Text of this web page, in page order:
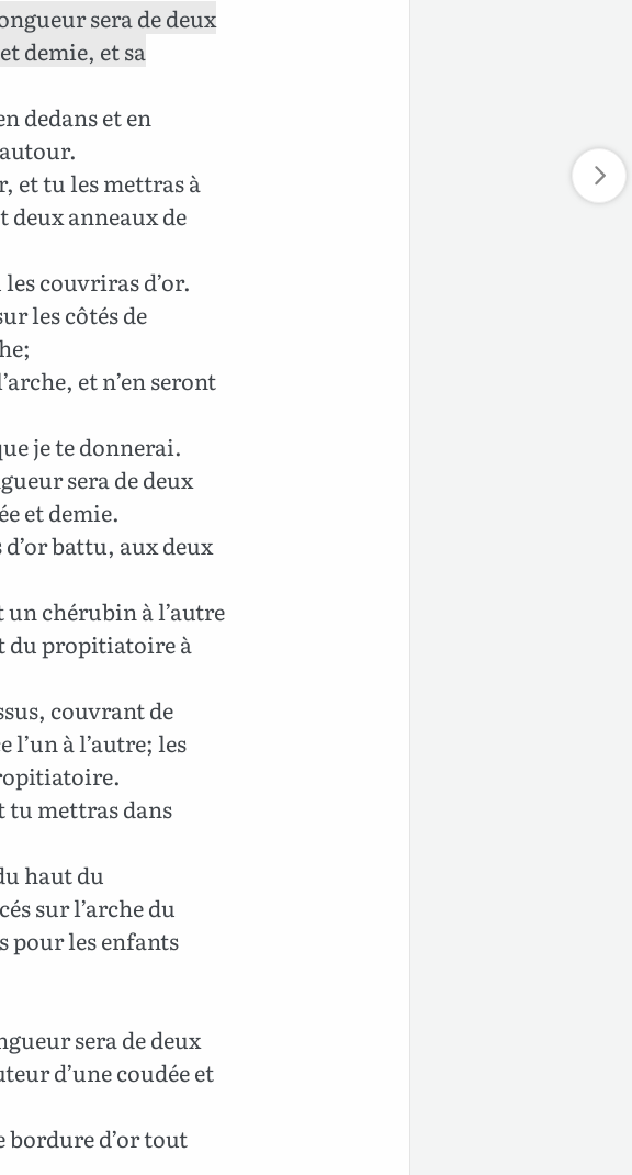
sera de deux
demie, et sa
dedans et en
et tu les mettras à
deux anneaux de
couvriras d’or.
les côtés de
et n’en seront
je te donnerai.
sera de deux
et demie.
battu, aux deux
un chérubin à l’autre
du propitiatoire à
couvrant de
à l’autre; les
tu mettras dans
haut du
sur l’arche du
pour les enfants
sera de deux
d’une coudée et
bordure d’or tout